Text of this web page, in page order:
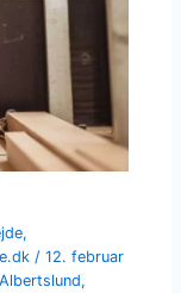
,
/12. februar
Albertslund,